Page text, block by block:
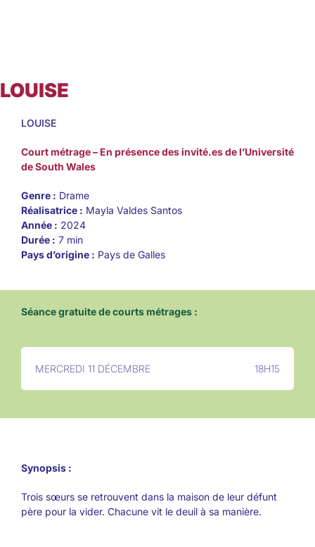
LOUISE
LOUISE
Court métrage – En présence des invité.es de l’Université
de South Wales
Genre : Drame
Réalisatrice : Mayla Valdes Santos
Année : 2024
Durée : 7 min
Pays d’origine : Pays de Galles
Séance gratuitede courts métrages :
MERCREDI 11 DÉCEMBRE 18H15
Synopsis :
Trois sœurs se retrouvent dans la maison de leur défunt
père pour la vider. Chacune vit le deuil à sa manière.